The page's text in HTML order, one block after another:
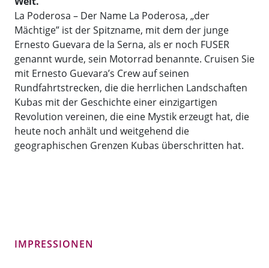
La Poderosa – Der Name La Poderosa, „der
Mächtige” ist der Spitzname, mit dem der junge
Ernesto Guevara de la Serna, als er noch FUSER
genannt wurde, sein Motorrad benannte. Cruisen Sie
mit Ernesto Guevara’s Crew auf seinen
Rundfahrtstrecken, die die herrlichen Landschaften
Kubas mit der Geschichte einer einzigartigen
Revolution vereinen, die eine Mystik erzeugt hat, die
heute noch anhält und weitgehend die
geographischen Grenzen Kubas überschritten hat.
IMPRESSIONEN